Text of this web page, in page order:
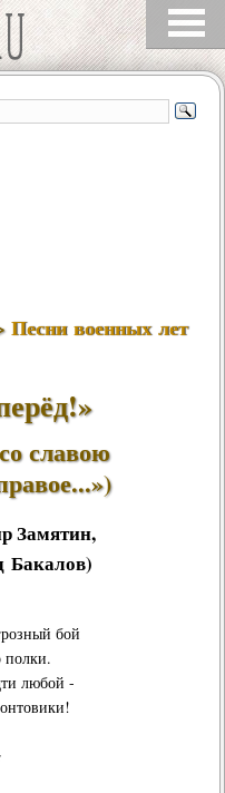
Песни военных лет
славою
Замятин,
Бакалов)
бой
полки.
любой -